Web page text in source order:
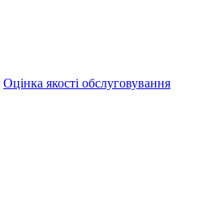
Оцінка якості обслуговування